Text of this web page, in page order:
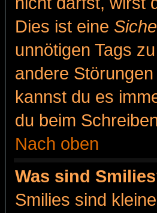
Dies ist eine
unnötigen Tags
andere
kannst du es
du beim
Nach oben
Was sind
Smilies sind